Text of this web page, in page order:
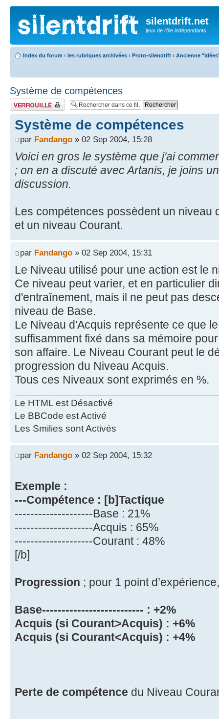
silentdrift.net
jeux de rôle indépendants
Index du forum ‹ les rubriques archivées ‹ Proto-silendtift ‹ Ancienne
Système de compétences
Fil verrouillé
Système de compétences
par Fandango » 02 Sep 2004, 15:28
Voici en gros le système que j'ai
; on en a discuté avec Artanis, je joins
discussion.
Les compétences possèdent un niveau
et un niveau Courant.
par Fandango » 02 Sep 2004, 15:31
Le Niveau utilisé pour une action est le
Ce niveau peut varier, et en particulier
d'entraînement, mais il ne peut pas
niveau de Base.
Le Niveau d'Acquis représente ce que
suffisamment fixé dans sa mémoire
son affaire. Le Niveau Courant peut le
progression du Niveau Acquis.
Tous ces Niveaux sont exprimés en %.
Le HTML est Désactivé
Le BBCode est Activé
Les Smilies sont Activés
par Fandango » 02 Sep 2004, 15:32
Exemple :
---Compétence : [b]Tactique
--------------------Base : 21%
--------------------Acquis : 65%
--------------------Courant : 48%
[/b]
Progression ; pour 1 point
Base-------------------------- : +2%
Acquis (si Courant>Acquis) : +6%
Acquis (si Courant<Acquis) : +4%
Perte de compétence du Niveau